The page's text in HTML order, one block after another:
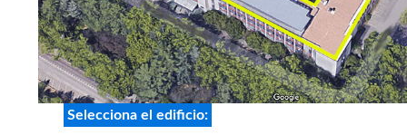
Selecciona el edificio: